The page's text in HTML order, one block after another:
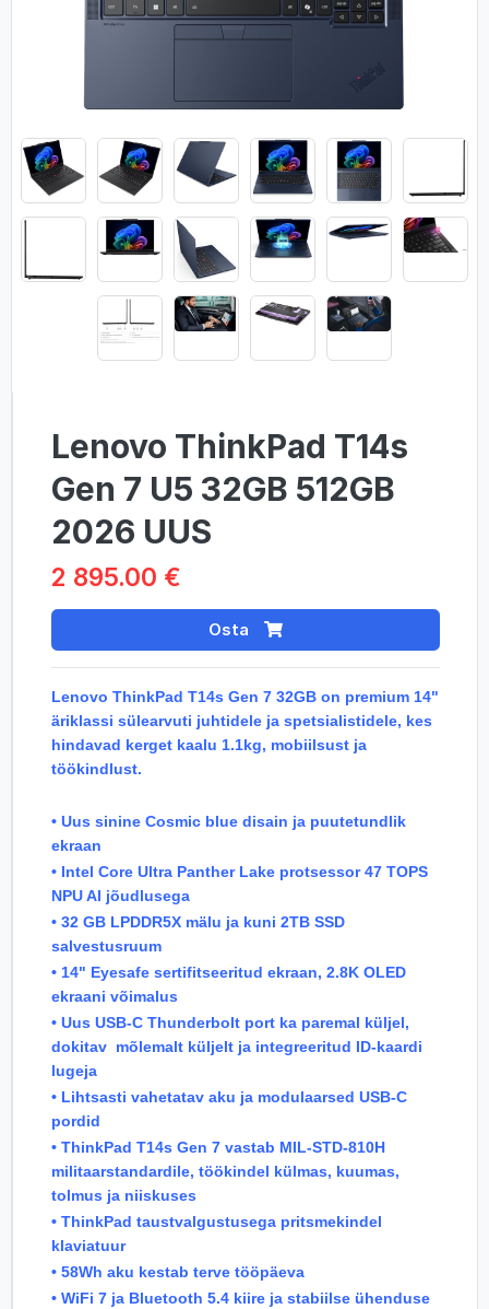
Lenovo ThinkPad T14s
Gen 7 U5 32GB 512GB
2026 UUS
2 895.00 €
Osta
Lenovo ThinkPad T14s Gen 7 32GB on premium 14"
äriklassi sülearvuti juhtidele ja spetsialistidele, kes
hindavad kerget kaalu 1.1kg, mobiilsust ja
töökindlust.
• Uus sinine Cosmic blue disain ja puutetundlik
ekraan
• Intel Core Ultra Panther Lake protsessor 47 TOPS
NPU AI jõudlusega
• 32 GB LPDDR5X mälu ja kuni 2TB SSD
salvestusruum
• 14" Eyesafe sertifitseeritud ekraan, 2.8K OLED
ekraani võimalus
• Uus USB-C Thunderbolt port ka paremal küljel,
dokitav mõlemalt küljelt ja integreeritud ID-kaardi
lugeja
• Lihtsasti vahetatav aku ja modulaarsed USB-C
pordid
• ThinkPad T14s Gen 7 vastab MIL-STD-810H
militaarstandardile, töökindel külmas, kuumas,
tolmus ja niiskuses
• ThinkPad taustvalgustusega pritsmekindel
klaviatuur
• 58Wh aku kestab terve tööpäeva
• WiFi 7 ja Bluetooth 5.4 kiire ja stabiilse ühenduse